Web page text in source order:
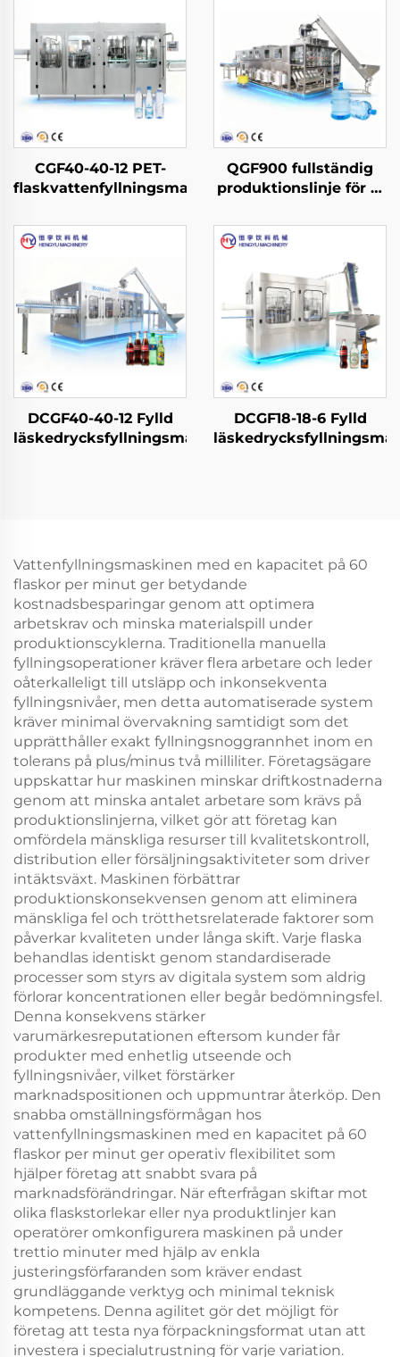
CGF40-40-12 PET-
flaskvattenfyllningsmaskin
QGF900 fullständig
produktionslinje för 3-
DCGF40-40-12 Fylld
läskedrycksfyllningsmaskin
DCGF18-18-6 Fylld
Vattenfyllningsmaskinen med en kapacitet på 60
flaskor per minut ger betydande
kostnadsbesparingar genom att optimera
arbetskrav och minska materialspill under
produktionscyklerna. Traditionella manuella
fyllningsoperationer kräver flera arbetare och leder
oåterkalleligt till utsläpp och inkonsekventa
fyllningsnivåer, men detta automatiserade system
kräver minimal övervakning samtidigt som det
upprätthåller exakt fyllningsnoggrannhet inom en
tolerans på plus/minus två milliliter. Företagsägare
uppskattar hur maskinen minskar driftkostnaderna
genom att minska antalet arbetare som krävs på
produktionslinjerna, vilket gör att företag kan
omfördela mänskliga resurser till kvalitetskontroll,
distribution eller försäljningsaktiviteter som driver
intäktsväxt. Maskinen förbättrar
produktionskonsekvensen genom att eliminera
mänskliga fel och trötthetsrelaterade faktorer som
påverkar kvaliteten under långa skift. Varje flaska
behandlas identiskt genom standardiserade
processer som styrs av digitala system som aldrig
förlorar koncentrationen eller begår bedömningsfel.
Denna konsekvens stärker
varumärkesreputationen eftersom kunder får
produkter med enhetlig utseende och
fyllningsnivåer, vilket förstärker
marknadspositionen och uppmuntrar återköp. Den
snabba omställningsförmågan hos
vattenfyllningsmaskinen med en kapacitet på 60
flaskor per minut ger operativ flexibilitet som
hjälper företag att snabbt svara på
marknadsförändringar. När efterfrågan skiftar mot
olika flaskstorlekar eller nya produktlinjer kan
operatörer omkonfigurera maskinen på under
trettio minuter med hjälp av enkla
justeringsförfaranden som kräver endast
grundläggande verktyg och minimal teknisk
kompetens. Denna agilitet gör det möjligt för
företag att testa nya förpackningsformat utan att
investera i specialutrustning för varje variation.